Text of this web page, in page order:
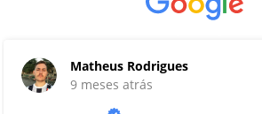
Clique aqui
Amós Oficiall
9 meses atrás